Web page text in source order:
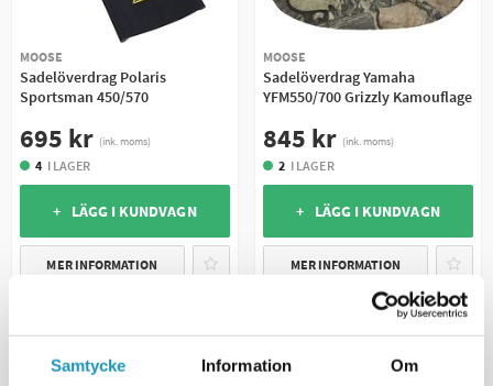
Samtycke Information Om
MOOSE
Sadelöverdrag Polaris
Sportsman 450/570
695 kr (ink. moms)
4 I LAGER
+ LÄGG I KUNDVAGN
MER INFORMATION
MOOSE
Sadelöverdrag Yamaha
YFM550/700 Grizzly Kamouflage
845 kr (ink. moms)
2 I LAGER
+ LÄGG I KUNDVAGN
MER INFORMATION